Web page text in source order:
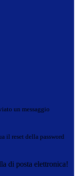
un messaggio
il reset della password
di posta elettronica!